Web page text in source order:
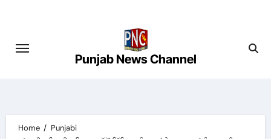
content
Punjab News Channel
Home
Punjabi